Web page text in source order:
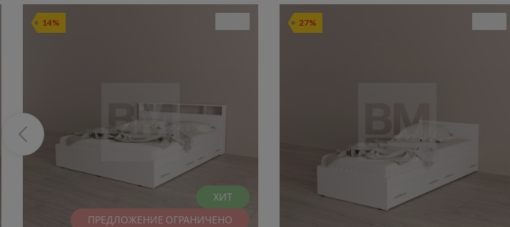
14%
ХИТ
ПРЕДЛОЖЕНИЕ ОГРАНИЧЕНО
27%